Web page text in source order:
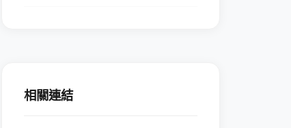
相關連結